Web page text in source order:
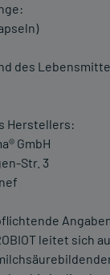
des
Herstellers:
GmbH
Str. 3
leitet sich